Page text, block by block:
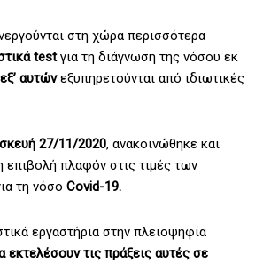
στη χώρα περισσότερα
testγια τη διάγνωση της νόσου εκ
αυτώνεξυπηρετούνται από ιδιωτικές
27/11/2020, ανακοινώθηκε και
επιβολή πλαφόν στις τιμές των
τη νόσο Covid-19.
εργαστήρια στην πλειοψηφία
εκτελέσουν τις πράξεις αυτές σε